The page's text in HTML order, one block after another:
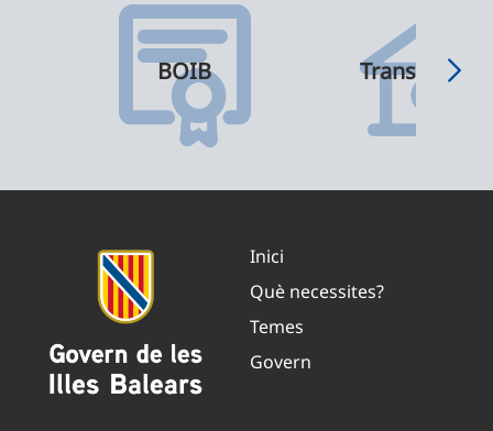
BOIB
Inici
Què necessites?
Temes
Govern